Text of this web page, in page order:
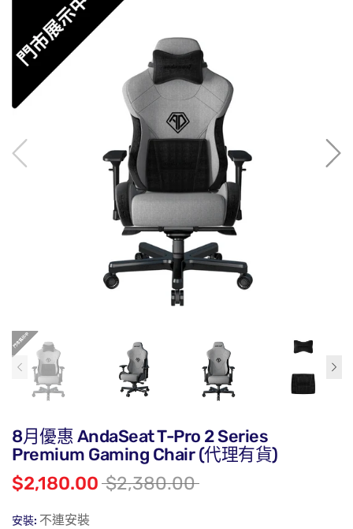
8月優惠 AndaSeat T-Pro 2 Series
Premium Gaming Chair (代理有貨)
$2,180.00 $2,380.00
安裝: 不連安裝